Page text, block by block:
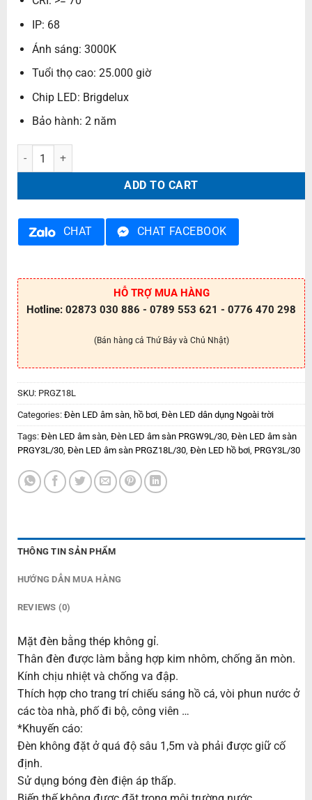
IP: 68
Ánh sáng: 3000K
Tuổi thọ cao: 25.000 giờ
Chip LED: Brigdelux
Bảo hành: 2 năm
Đèn LED âm sàn PRGZ18L quantity
ADD TO CART
CHAT CHAT FACEBOOK
HỖ TRỢ MUA HÀNG
Hotline: 02873 030 886 - 0789 553 621 - 0776 470 298
(Bán hàng cả Thứ Bảy và Chủ Nhật)
SKU: PRGZ18L
Categories: Đèn LED âm sàn, hồ bơi, Đèn LED dân dụng Ngoài trời
Tags: Đèn LED âm sàn, Đèn LED âm sàn PRGW9L/30, Đèn LED âm sàn
PRGY3L/30, Đèn LED âm sàn PRGZ18L/30, Đèn LED hồ bơi, PRGY3L/30
THÔNG TIN SẢN PHẨM
HƯỚNG DẪN MUA HÀNG
REVIEWS (0)
Mặt đèn bằng thép không gỉ.
Thân đèn được làm bằng hợp kim nhôm, chống ăn mòn.
Kính chịu nhiệt và chống va đập.
Thích hợp cho trang trí chiếu sáng hồ cá, vòi phun nước ở
các tòa nhà, phố đi bộ, công viên …
*Khuyến cáo:
Đèn không đặt ở quá độ sâu 1,5m và phải được giữ cố
định.
Sử dụng bóng đèn điện áp thấp.